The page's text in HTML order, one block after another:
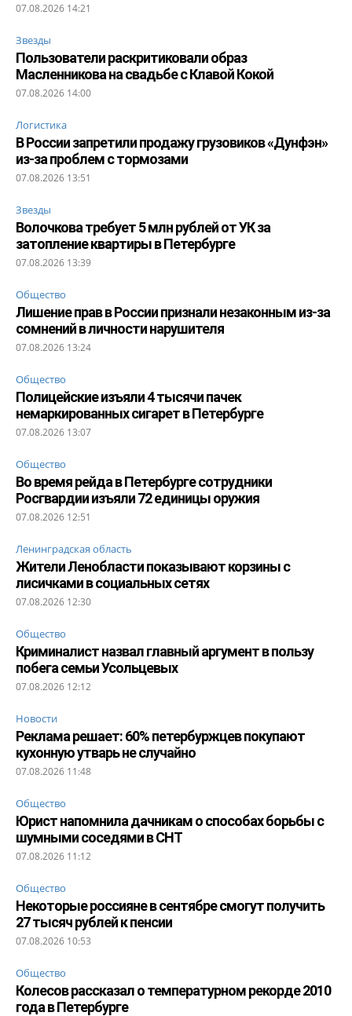
07.08.2026 14:21
Звезды
Пользователи раскритиковали образ
Масленникова на свадьбе с Клавой Кокой
07.08.2026 14:00
Логистика
В России запретили продажу грузовиков «Дунфэн»
из-за проблем с тормозами
07.08.2026 13:51
Звезды
Волочкова требует 5 млн рублей от УК за
затопление квартиры в Петербурге
07.08.2026 13:39
Общество
Лишение прав в России признали незаконным из-за
сомнений в личности нарушителя
07.08.2026 13:24
Общество
Полицейские изъяли 4 тысячи пачек
немаркированных сигарет в Петербурге
07.08.2026 13:07
Общество
Во время рейда в Петербурге сотрудники
Росгвардии изъяли 72 единицы оружия
07.08.2026 12:51
Ленинградская область
Жители Ленобласти показывают корзины с
лисичками в социальных сетях
07.08.2026 12:30
Общество
Криминалист назвал главный аргумент в пользу
побега семьи Усольцевых
07.08.2026 12:12
Новости
Реклама решает: 60% петербуржцев покупают
кухонную утварь не случайно
07.08.2026 11:48
Общество
Юрист напомнила дачникам о способах борьбы с
шумными соседями в СНТ
07.08.2026 11:12
Общество
Некоторые россияне в сентябре смогут получить
27 тысяч рублей к пенсии
07.08.2026 10:53
Общество
Колесов рассказал о температурном рекорде 2010
года в Петербурге